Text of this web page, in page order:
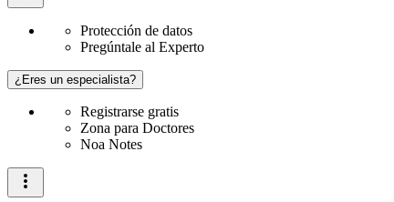
Protección de datos
Pregúntale al Experto
¿Eres un especialista?
Registrarse gratis
Zona para Doctores
Noa Notes